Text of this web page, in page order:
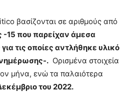
βασίζονται σε αριθμούς από
15 που παρείχαν άμεσα
τις οποίες αντλήθηκε υλικό
. Ορισμένα στοιχεία
μήνα, ενώ τα παλαιότερα
του 2022.